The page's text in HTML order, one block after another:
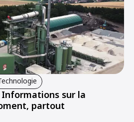
Informations sur la
partout